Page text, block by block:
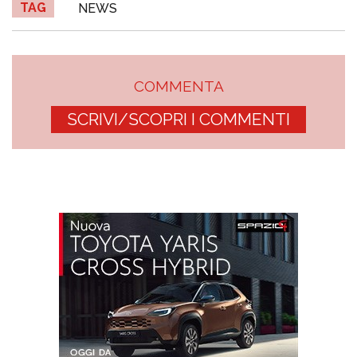
TAG NEWS
COMMENTA
SCRIVI/SCOPRI I COMMENTI